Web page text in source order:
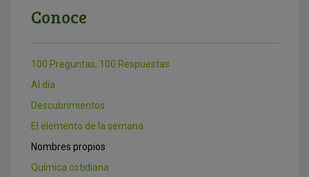
Conoce
100 Preguntas, 100 Respuestas
Al día
Descubrimientos
El elemento de la semana
Nombres propios
Química cotidiana